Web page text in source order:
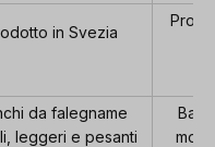
in Svezia
da falegname
leggeri e pesanti